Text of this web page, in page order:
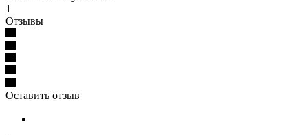
1
Отзывы
Оставить отзыв